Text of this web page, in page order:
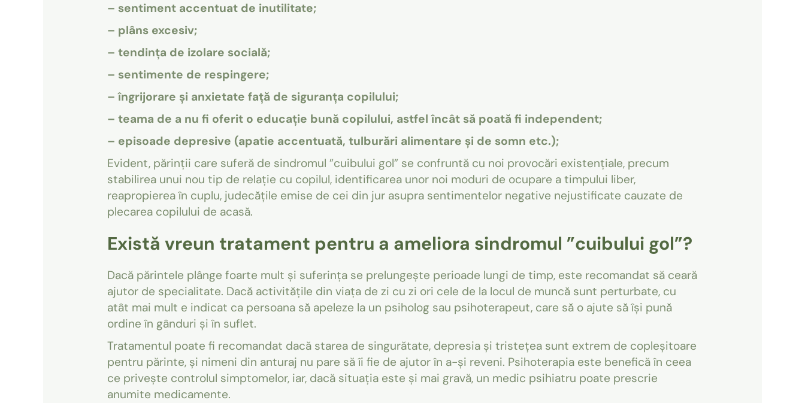
– sentiment accentuat de inutilitate;
– plâns excesiv;
– tendința de izolare socială;
– sentimente de respingere;
– îngrijorare și anxietate față de siguranța copilului;
– teama de a nu fi oferit o educație bună copilului, astfel încât să poată fi independent;
– episoade depresive (apatie accentuată, tulburări alimentare și de somn etc.);
Evident, părinții care suferă de sindromul ”cuibului gol” se confruntă cu noi provocări existențiale, precum
stabilirea unui nou tip de relație cu copilul, identificarea unor noi moduri de ocupare a timpului liber,
reapropierea în cuplu, judecățile emise de cei din jur asupra sentimentelor negative nejustificate cauzate de
plecarea copilului de acasă.
Există vreun tratament pentru a ameliora sindromul ”cuibului gol”?
Dacă părintele plânge foarte mult și suferința se prelungește perioade lungi de timp, este recomandat să ceară
ajutor de specialitate. Dacă activitățile din viața de zi cu zi ori cele de la locul de muncă sunt perturbate, cu
atât mai mult e indicat ca persoana să apeleze la un psiholog sau psihoterapeut, care să o ajute să își pună
ordine în gânduri și în suflet.
Tratamentul poate fi recomandat dacă starea de singurătate, depresia și tristețea sunt extrem de copleșitoare
pentru părinte, și nimeni din anturaj nu pare să îi fie de ajutor în a-și reveni. Psihoterapia este benefică în ceea
ce privește controlul simptomelor, iar, dacă situația este și mai gravă, un medic psihiatru poate prescrie
anumite medicamente.